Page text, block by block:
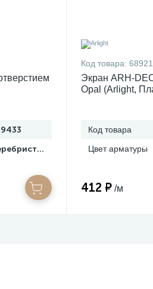
Серебристый
Код товара:
Экран ARH-
Opal (Arlight,
Код товара
Цвет арматуры
412 ₽ /м